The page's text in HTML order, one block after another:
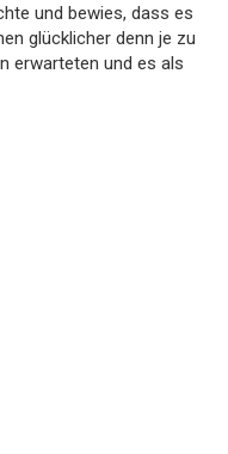
und bewies, dass es
glücklicher denn je zu
erwarteten und es als